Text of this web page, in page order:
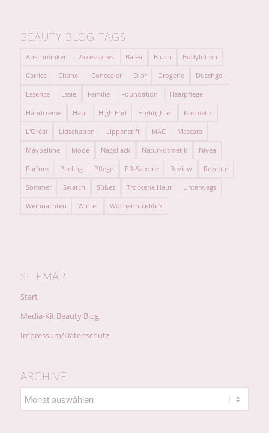
BEAUTY BLOG TAGS
Abschminken Accessoires Balea Blush Bodylotion
Catrice Chanel Concealer Dior Drogerie Duschgel
Essence Essie Familie Foundation Haarpflege
Handcreme Haul High End Highlighter Kosmetik
L'Oréal Lidschatten Lippenstift MAC Mascara
Maybelline Mode Nagellack Naturkosmetik Nivea
Parfum Peeling Pflege PR-Sample Review Rezepte
Sommer Swatch Süßes Trockene Haut Unterwegs
Weihnachten Winter Wochenrückblick
SITEMAP
Start
Media-Kit Beauty Blog
Impressum/Datenschutz
ARCHIVE